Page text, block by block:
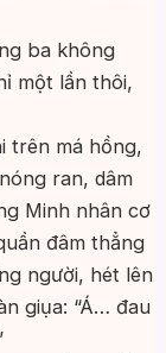
ba không
một lần thôi,
trên má hồng,
ran, dâm
Minh nhân cơ
đâm thẳng
người, hét lên
giụa: “Á… đau